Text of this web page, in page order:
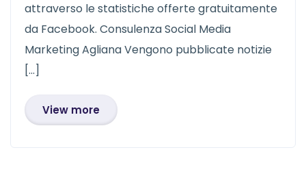
attraverso le statistiche offerte gratuitamente
da Facebook. Consulenza Social Media
Marketing Agliana Vengono pubblicate notizie
[…]
View more